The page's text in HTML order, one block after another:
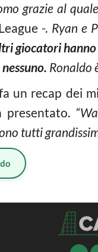
grazie al
-. Ryan e
giocatori hanno
Ronaldo
un recap dei
presentato.
tutti